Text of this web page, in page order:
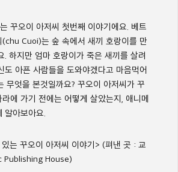
꾸오이 아저씨 첫번째 이야기에요 베트
(chu Cuoi)는 숲 속에서 새끼 호랑이를 만
.하지만 엄마 호랑이가 죽은 새끼를 살려
도 아픈 사람들을 도와야겠다고 마음먹어
무엇을 본것일까요?꾸오이 아저씨가 꾸
에 가기 전에는 어떻게 살았는지 애니메
알아보아요
있는 꾸오이 아저씨 이야기> (펴낸 곳 :교
Publishing House)